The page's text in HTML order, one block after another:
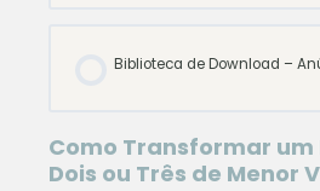
Biblioteca de Download –
Como Transformar um
Dois ou Três de Menor